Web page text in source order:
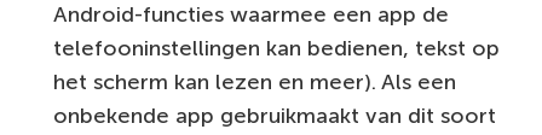
Android-functies waarmee een app de
telefooninstellingen kan bedienen, tekst op
het scherm kan lezen en meer). Als een
onbekende app gebruikmaakt van dit soort